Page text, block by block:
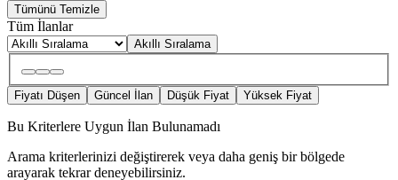
Tümünü Temizle
Tüm İlanlar
Akıllı Sıralama
Fiyatı Düşen Güncel İlan Düşük Fiyat Yüksek Fiyat
Bu Kriterlere Uygun İlan Bulunamadı
Arama kriterlerinizi değiştirerek veya daha geniş bir bölgede
arayarak tekrar deneyebilirsiniz.